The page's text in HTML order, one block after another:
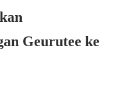
Geurutee ke